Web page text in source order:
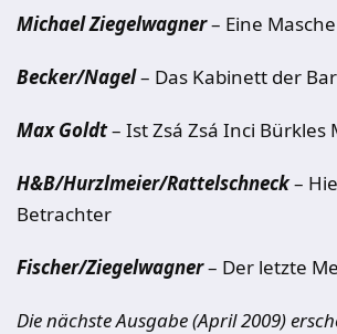
Michael Ziegelwagner– Eine
Becker/Nagel– Das Kabinett der
Max Goldt– Ist Zsá Zsá Inci Bürkles
H&B/Hurzlmeier/Rattelschneck–
Betrachter
Fischer/Ziegelwagner– Der letzte
Die nächste Ausgabe (April 2009)